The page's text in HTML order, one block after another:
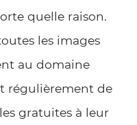
quelle raison.
les images
au domaine
régulièrement de
gratuites à leur